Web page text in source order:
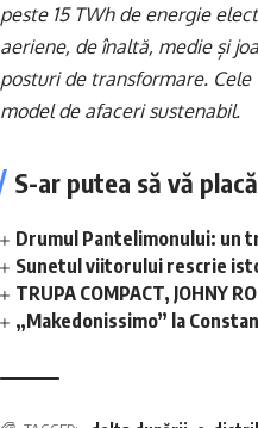
peste 15 TWh de energie
aeriene, de înaltă, medie și
posturi de transformare.
model de afaceri sustenabil.
S-ar putea să vă
Drumul Pantelimonului: un
Sunetul viitorului rescrie
TRUPA COMPACT, JOHNY
„Makedonissimo” la